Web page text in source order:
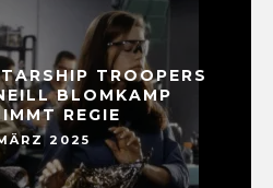
TROOPERS
BLOMKAMP
REGIE
2025